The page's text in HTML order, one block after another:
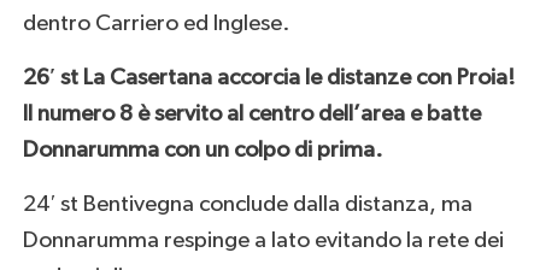
dentro Carriero ed Inglese.
26′ st La Casertana accorcia le distanze con Proia!
Il numero 8 è servito al centro dell’area e batte
Donnarumma con un colpo di prima.
24′ st Bentivegna conclude dalla distanza, ma
Donnarumma respinge a lato evitando la rete dei